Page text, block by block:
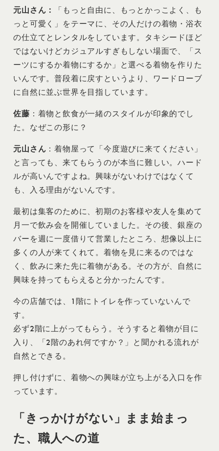
元山さん：
「もっと自由に、もっとかっこよく、も
っと可愛く」をテーマに、その人だけの着物・浴衣
の仕立てとレンタルをしています。タキシードほど
ではないけどカジュアルすぎもしない場面で、「ス
ーツにするか着物にするか」と選べる着物を作りた
いんです。普段着に戻すというより、ワードローブ
に自然に並ぶ世界を目指しています。
佐藤 ：着物と飲食が一緒のスタイルが印象的でし
た。なぜこの形に？
元山さん ：着物屋って「今度遊びに来てください」
と言っても、来てもらうのが本当に難しい。ハード
ルが高いんですよね。興味がないわけではなくて
も、入る理由がないんです。
最初は集客のために、初期のお客様や友人を集めて
月一で飲み会を開催していました。その後、銀座の
バーを週に一度借りて営業したところ、想像以上に
多くの人が来てくれて。着物を見に来るのではな
く、飲みに来た先に着物がある。その方が、自然に
興味を持ってもらえると分かったんです。
今の店舗では、1階にトイレを作っていないんで
す。
必ず2階に上がってもらう。そうすると着物が目に
入り、「2階のあれ何ですか？」と聞かれる流れが
自然とできる。
押し付けずに、着物への興味が立ち上がる入口を作
っています。
「きっかけがない」まま始まっ
た、職人への道